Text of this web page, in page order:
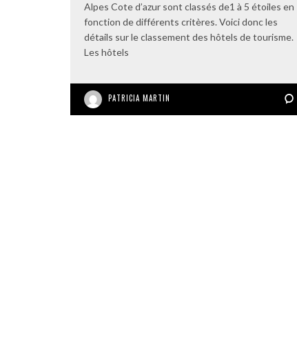
Alpes Cote d’azur sont classés de1 à 5 étoiles en
fonction de différents critères. Voici donc les
détails sur le classement des hôtels de tourisme.
Les hôtels
PATRICIA MARTIN